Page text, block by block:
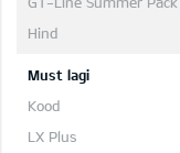
Must lagi